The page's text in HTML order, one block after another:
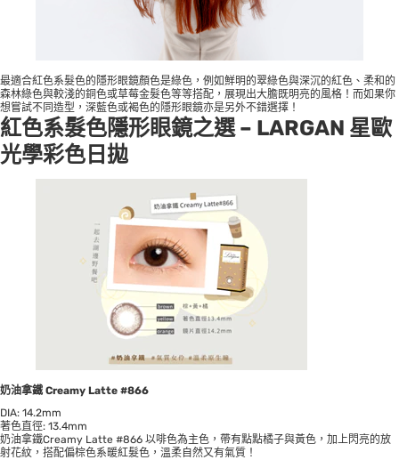
最適合紅色系髮色的隱形眼鏡顏色是綠色，例如鮮明的翠綠色與深沉的紅色、柔和的
森林綠色與較淺的銅色或草莓金髮色等等搭配，展現出大膽既明亮的風格！而如果你
想嘗試不同造型，深藍色或褐色的隱形眼鏡亦是另外不錯選擇！
紅色系髮色隱形眼鏡之選 – LARGAN 星歐
光學彩色日拋
奶油拿鐵 Creamy Latte #866
DIA: 14.2mm
著色直徑: 13.4mm
奶油拿鐵Creamy Latte #866 以啡色為主色，帶有點點橘子與黃色，加上閃亮的放
射花紋，搭配偏棕色系暖紅髮色，溫柔自然又有氣質！